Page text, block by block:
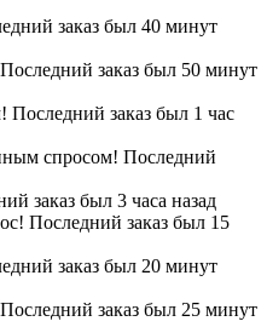
заказ был 40 минут
заказ был 50 минут
Последний заказ был 1 час
спросом! Последний
заказ был 3 часа назад
Последний заказ был 15
заказ был 20 минут
заказ был 25 минут